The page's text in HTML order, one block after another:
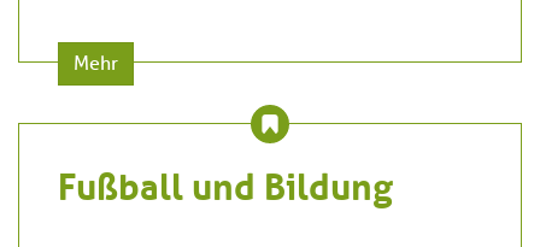
Mehr
Fußball und Bildung